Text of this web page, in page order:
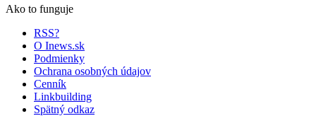
Ako to funguje
RSS?
O Inews.sk
Podmienky
Ochrana osobných údajov
Cenník
Linkbuilding
Spätný odkaz